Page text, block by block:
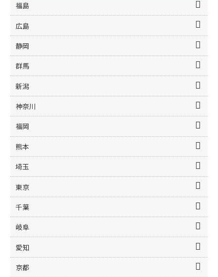
福島
広島
静岡
群馬
新潟
神奈川
福岡
熊本
埼玉
東京
千葉
岐阜
愛知
京都